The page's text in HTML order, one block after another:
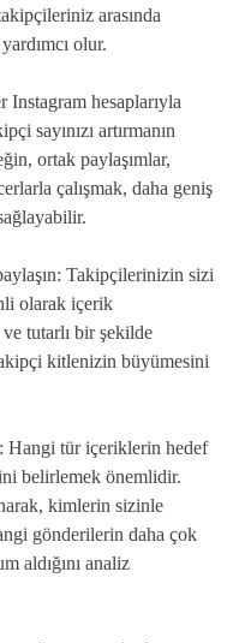
arasında
olur.
hesaplarıyla
sayınızı artırmanın
ortak paylaşımlar,
çalışmak, daha geniş
Takipçilerinizin sizi
olarak içerik
ve tutarlı bir şekilde
kitlenizin büyümesini
Hangi tür içeriklerin hedef
belirlemek önemlidir.
kimlerin sizinle
gönderilerin daha çok
aldığını analiz